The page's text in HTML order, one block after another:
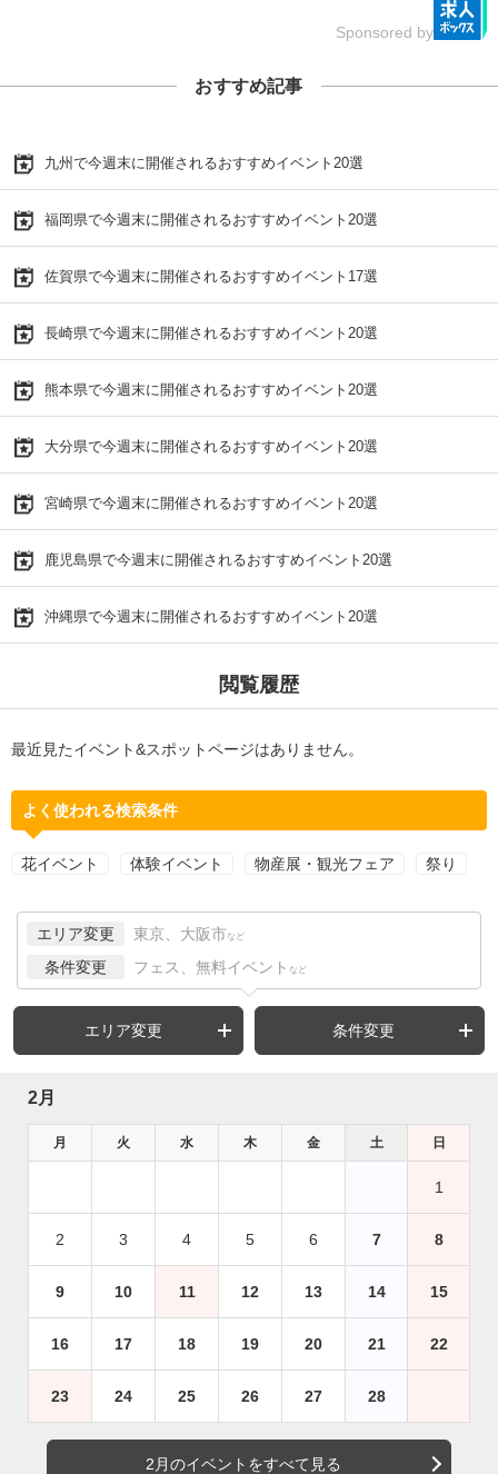
Sponsored by
おすすめ記事
九州で今週末に開催されるおすすめイベント20選
福岡県で今週末に開催されるおすすめイベント20選
佐賀県で今週末に開催されるおすすめイベント17選
長崎県で今週末に開催されるおすすめイベント20選
熊本県で今週末に開催されるおすすめイベント20選
大分県で今週末に開催されるおすすめイベント20選
宮崎県で今週末に開催されるおすすめイベント20選
鹿児島県で今週末に開催されるおすすめイベント20選
沖縄県で今週末に開催されるおすすめイベント20選
閲覧履歴
最近見たイベント&スポットページはありません。
よく使われる検索条件
花イベント 体験イベント 物産展・観光フェア 祭り
エリア変更 東京、大阪市 など
条件変更 フェス、無料イベント など
エリア変更 条件変更
2月
月 火 水 木 金 土 日
1
2 3 4 5 6 7 8
9 10 11 12 13 14 15
16 17 18 19 20 21 22
23 24 25 26 27 28
2月のイベントをすべて見る